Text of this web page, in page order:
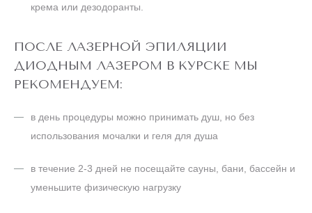
крема или дезодоранты.
ПОСЛЕ ЛАЗЕРНОЙ ЭПИЛЯЦИИ
ДИОДНЫМ ЛАЗЕРОМ В КУРСКЕ МЫ
РЕКОМЕНДУЕМ:
в день процедуры можно принимать душ, но без
использования мочалки и геля для душа
в течение 2-3 дней не посещайте сауны, бани, бассейн и
уменьшите физическую нагрузку